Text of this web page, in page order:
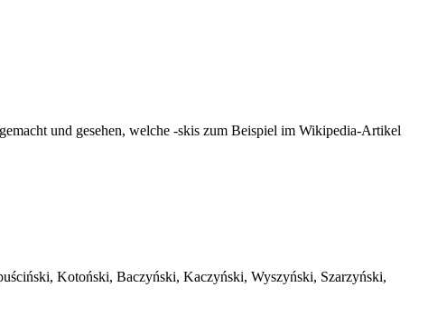
und gesehen, welche -skis zum Beispiel im Wikipedia-Artikel
Kotoński, Baczyński, Kaczyński, Wyszyński, Szarzyński,